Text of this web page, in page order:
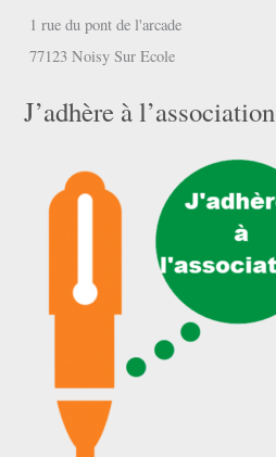
1 rue du pont de l'arcade
77123 Noisy Sur Ecole
J’adhère à l’association